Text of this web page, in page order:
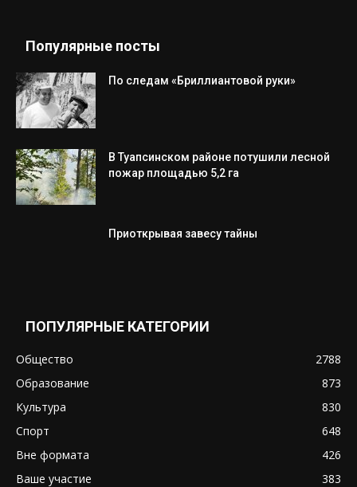
Популярные посты
По следам «Бриллиантовой руки»
В Туапсинском районе потушили лесной
пожар площадью 5,2 га
Приоткрывая завесу тайны
ПОПУЛЯРНЫЕ КАТЕГОРИИ
Общество
2788
Образование
873
Культура
830
Спорт
648
Вне формата
426
Ваше участие
383